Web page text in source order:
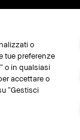
o
tue preferenze
o in qualsiasi
accettare o
“Gestisci